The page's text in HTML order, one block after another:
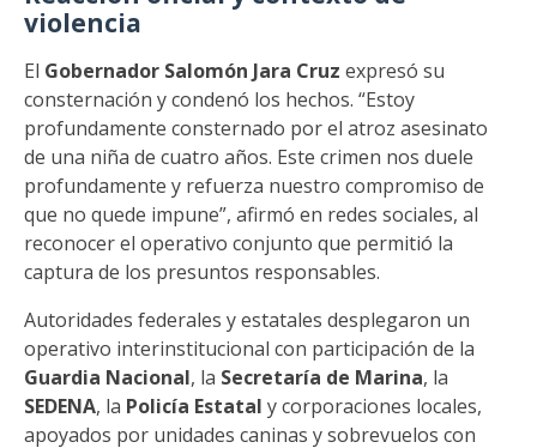
violencia
El Gobernador Salomón Jara Cruz expresó su
consternación y condenó los hechos. “Estoy
profundamente consternado por el atroz asesinato
de una niña de cuatro años. Este crimen nos duele
profundamente y refuerza nuestro compromiso de
que no quede impune”, afirmó en redes sociales, al
reconocer el operativo conjunto que permitió la
captura de los presuntos responsables.
Autoridades federales y estatales desplegaron un
operativo interinstitucional con participación de la
Guardia Nacional, la Secretaría de Marina, la
SEDENA, la Policía Estatal y corporaciones locales,
apoyados por unidades caninas y sobrevuelos con